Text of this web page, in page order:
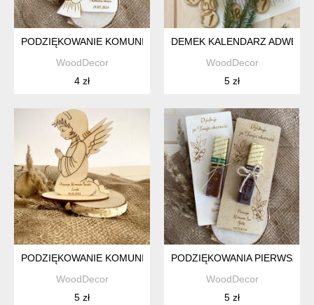
PODZIĘKOWANIE KOMUNIJNE
WoodDecor
4 zł
DEMEK KALENDARZ
WoodDecor
5 zł
PODZIĘKOWANIE KOMUNIA ANIOŁEK
WoodDecor
5 zł
PODZIĘKOWANIA PIERWSZA
WoodDecor
5 zł